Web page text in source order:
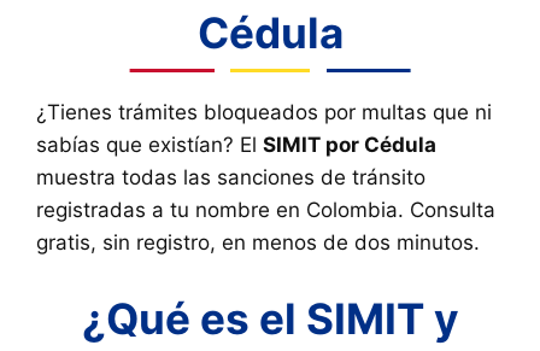
Cédula
¿Tienes trámites bloqueados por multas que ni
sabías que existían? El SIMIT por Cédula
muestra todas las sanciones de tránsito
registradas a tu nombre en Colombia. Consulta
gratis, sin registro, en menos de dos minutos.
¿Qué es el SIMIT y